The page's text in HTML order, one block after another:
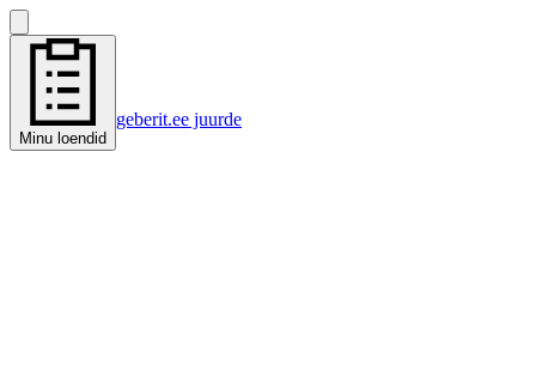
Minu loendid
geberit.ee juurde